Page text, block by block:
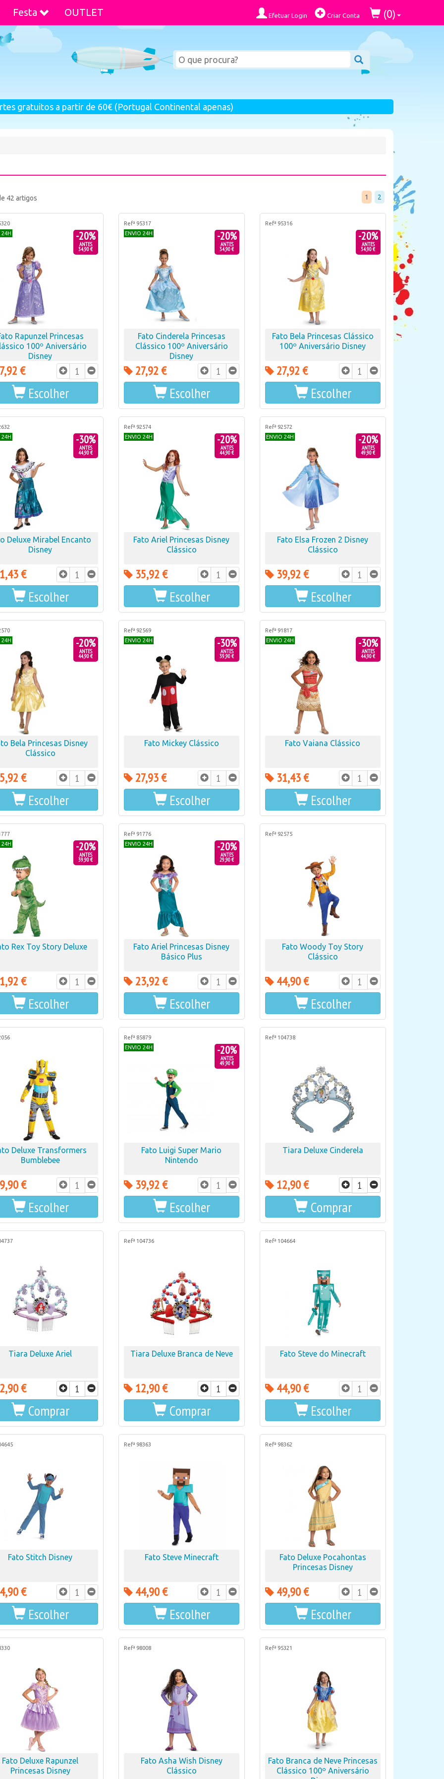
Festa OUTLET Efetuar Login Criar Conta (0)
gratuitos a partir de 60€ (Portugal Continental apenas)
42 artigos 1 2
24H
-20%
ANTES
34,90 €
Rapunzel Princesas
100º Aniversário
Disney
€
Escolher
Refª 95317
ENVIO 24H
-20%
ANTES
34,90 €
Fato Cinderela Princesas
Clássico 100º Aniversário
Disney
27,92 €
Escolher
Refª 95316
-20%
ANTES
34,90 €
Fato Bela Princesas Clássico
100º Aniversário Disney
27,92 €
Escolher
24H
-30%
ANTES
44,90 €
Deluxe Mirabel Encanto
Disney
€
Escolher
Refª 92574
ENVIO 24H
-20%
ANTES
44,90 €
Fato Ariel Princesas Disney
Clássico
35,92 €
Escolher
Refª 92572
ENVIO 24H
-20%
ANTES
49,90 €
Fato Elsa Frozen 2 Disney
Clássico
39,92 €
Escolher
24H
-20%
ANTES
44,90 €
Bela Princesas Disney
Clássico
€
Escolher
Refª 92569
ENVIO 24H
-30%
ANTES
39,90 €
Fato Mickey Clássico
27,93 €
Escolher
Refª 91817
ENVIO 24H
-30%
ANTES
44,90 €
Fato Vaiana Clássico
31,43 €
Escolher
24H
-20%
ANTES
39,90 €
Rex Toy Story Deluxe
€
Escolher
Refª 91776
ENVIO 24H
-20%
ANTES
29,90 €
Fato Ariel Princesas Disney
Básico Plus
23,92 €
Escolher
Refª 92575
Fato Woody Toy Story
Clássico
44,90 €
Escolher
Deluxe Transformers
Bumblebee
€
Escolher
Refª 85879
ENVIO 24H
-20%
ANTES
49,90 €
Fato Luigi Super Mario
Nintendo
39,92 €
Escolher
Refª 104738
Tiara Deluxe Cinderela
12,90 €
Comprar
Tiara Deluxe Ariel
€
Comprar
Refª 104736
Tiara Deluxe Branca de Neve
12,90 €
Comprar
Refª 104664
Fato Steve do Minecraft
44,90 €
Escolher
Fato Stitch Disney
€
Escolher
Refª 98363
Fato Steve Minecraft
44,90 €
Escolher
Refª 98362
Fato Deluxe Pocahontas
Princesas Disney
49,90 €
Escolher
Fato Deluxe Rapunzel
Princesas Disney
Refª 98008
Fato Asha Wish Disney
Clássico
Refª 95321
Fato Branca de Neve Princesas
Clássico 100º Aniversário